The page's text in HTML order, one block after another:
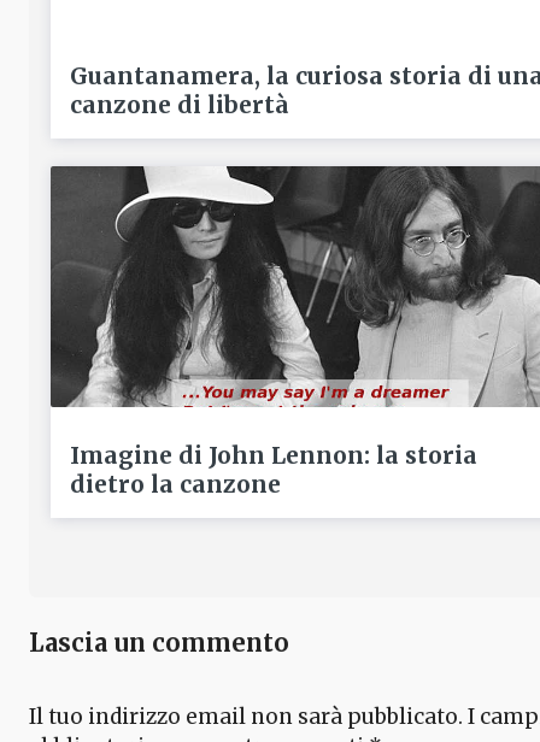
Guantanamera, la curiosa storia di
canzone di libertà
Imagine di John Lennon: la storia
dietro la canzone
Lascia un commento
Il tuo indirizzo email non sarà pubblicato. I